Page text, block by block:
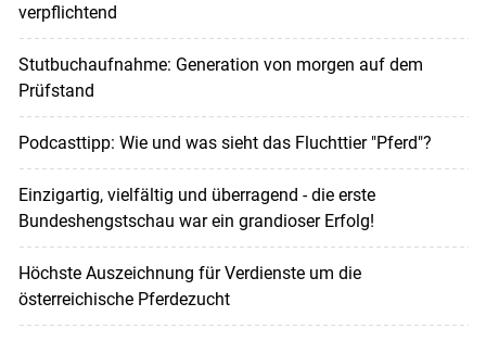
verpflichtend
Stutbuchaufnahme: Generation von morgen auf dem
Prüfstand
Podcasttipp: Wie und was sieht das Fluchttier "Pferd"?
Einzigartig, vielfältig und überragend - die erste
Bundeshengstschau war ein grandioser Erfolg!
Höchste Auszeichnung für Verdienste um die
österreichische Pferdezucht